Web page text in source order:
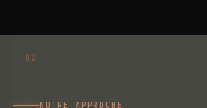
NOTRE APPROCHE